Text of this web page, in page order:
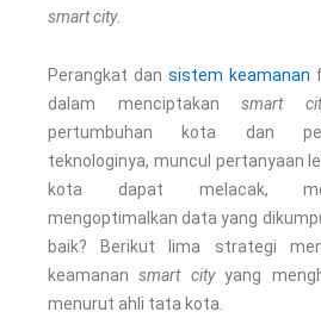
smart city.
Perangkat dan sistem keamanan
dalam menciptakansmart
pertumbuhan kota dan
teknologinya, muncul pertanyaan
kota dapat melacak,
mengoptimalkan data yang
baik? Berikut lima strategi
keamanansmart cityyang
menurut ahli tata kota.